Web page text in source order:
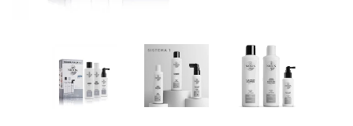
PROFESSIONALS